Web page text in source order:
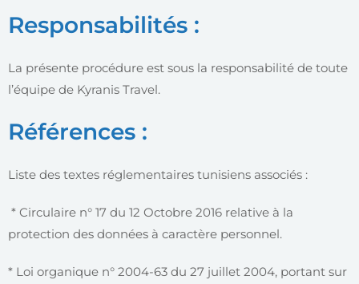
Responsabilités :
La présente procédure est sous la responsabilité de toute
l’équipe de Kyranis Travel.
Références :
Liste des textes réglementaires tunisiens associés :
* Circulaire n° 17 du 12 Octobre 2016 relative à la
protection des données à caractère personnel.
* Loi organique n° 2004-63 du 27 juillet 2004, portant sur